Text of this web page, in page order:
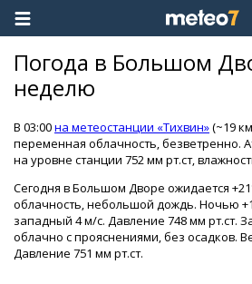
Погода в Большом
неделю
В 03:00на метеостанции «Тихвин»(~19
переменная облачность, безветренно.
на уровне станции 752 мм рт.ст,
Сегодня в Большом Дворе ожидается
облачность, небольшой дождь. Ночью
западный 4 м/с. Давление 748 мм рт.ст.
облачно с прояснениями, без осадков.
Давление 751 мм рт.ст.